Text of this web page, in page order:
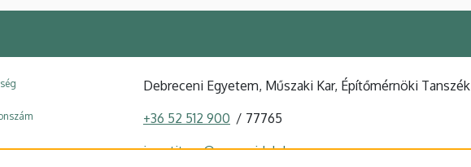
Debreceni Egyetem, Műszaki Kar, Építőmérnöki Tanszék
+36 52 512 900 77765
igaz.titusz@eng.unideb.hu